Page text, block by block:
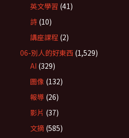
英文學習 (41)
詩 (10)
講座課程 (2)
06-別人的好東西 (1,529)
AI (329)
圖像 (132)
報導 (26)
影片 (37)
文摘 (585)